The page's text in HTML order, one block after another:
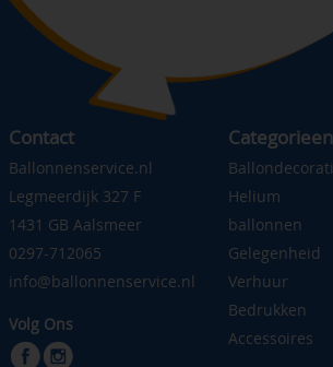
Contact
Ballonnenservice.nl
Legmeerdijk 327 F
1431 GB Aalsmeer
0297-712065
info@ballonnenservice.nl
Volg Ons
Categorieen
Helium
ballonnen
Gelegenheid
Verhuur
Bedrukken
Accessoires